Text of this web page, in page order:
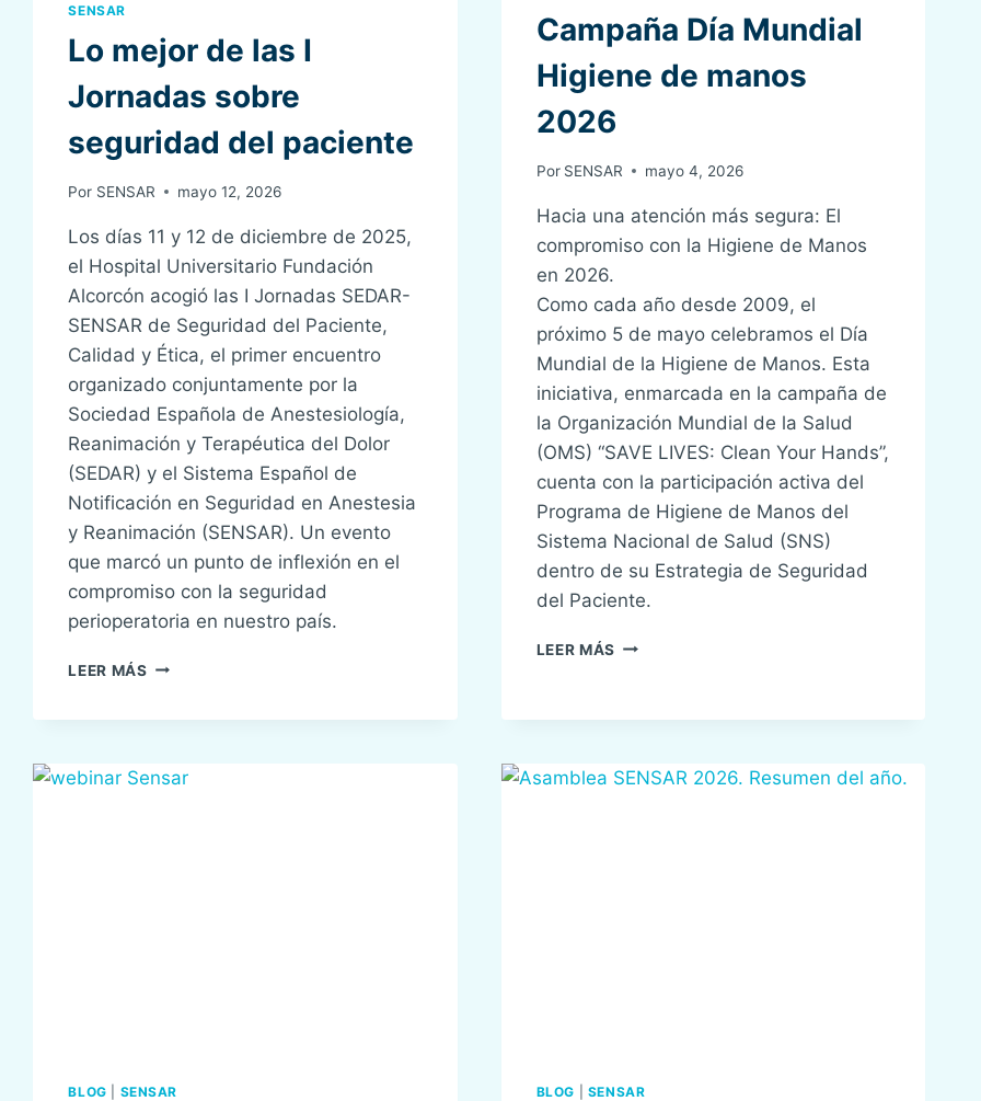
SENSAR
Lo mejor de las I
Jornadas sobre
seguridad del paciente
Por SENSAR mayo 12, 2026
Los días 11 y 12 de diciembre de 2025,
el Hospital Universitario Fundación
Alcorcón acogió las I Jornadas SEDAR-
SENSAR de Seguridad del Paciente,
Calidad y Ética, el primer encuentro
organizado conjuntamente por la
Sociedad Española de Anestesiología,
Reanimación y Terapéutica del Dolor
(SEDAR) y el Sistema Español de
Notificación en Seguridad en Anestesia
y Reanimación (SENSAR). Un evento
que marcó un punto de inflexión en el
compromiso con la seguridad
perioperatoria en nuestro país.
LEER MÁS LO
JORNADAS
Campaña Día Mundial
Higiene de manos
2026
Por SENSAR mayo 4, 2026
Hacia una atención más segura: El
compromiso con la Higiene de Manos
en 2026.
Como cada año desde 2009, el
próximo 5 de mayo celebramos el Día
Mundial de la Higiene de Manos. Esta
iniciativa, enmarcada en la campaña de
la Organización Mundial de la Salud
(OMS) “SAVE LIVES: Clean Your Hands”,
cuenta con la participación activa del
Programa de Higiene de Manos del
Sistema Nacional de Salud (SNS)
dentro de su Estrategia de Seguridad
del Paciente.
LEER MÁS CAMPAÑA
2026
BLOG SENSAR BLOG SENSAR